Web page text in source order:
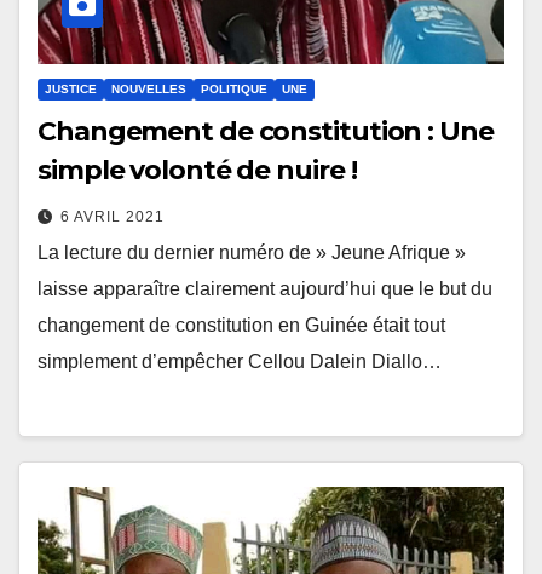
JUSTICE NOUVELLES POLITIQUE UNE
Changement de constitution : Une
simple volonté de nuire !
6 AVRIL 2021
La lecture du dernier numéro de » Jeune Afrique »
laisse apparaître clairement aujourd’hui que le but du
changement de constitution en Guinée était tout
simplement d’empêcher Cellou Dalein Diallo…